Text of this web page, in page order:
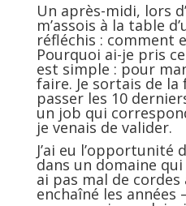
Un après-midi, lors
m’assois à la table
réfléchis : comment
Pourquoi ai-je pris
est simple : pour
faire. Je sortais de la
passer les 10
un job qui
je venais de valider.
J’ai eu l’opportunité
dans un domaine
ai pas mal de cordes
enchaîné les